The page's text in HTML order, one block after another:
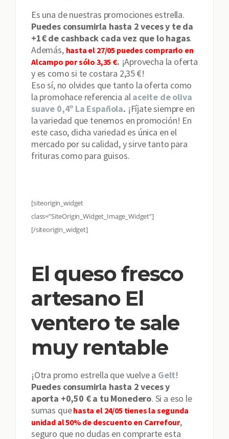
Es una de nuestras promociones estrella.
Puedes consumirla hasta 2 veces y te da
+1€ de cashback cada vez que lo hagas.
Además, hasta el 27/05 puedes comprarlo en
Alcampo por sólo 3,35 €. ¡Aprovecha la oferta
y es como si te costara 2,35 €!
Eso sí, no olvides que tanto la oferta como
la promohace referencia al aceite de oliva
suave 0,4º La Española. ¡Fíjate siempre en
la variedad que tenemos en promoción! En
este caso, dicha variedad es única en el
mercado por su calidad, y sirve tanto para
frituras como para guisos.
[siteorigin_widget
class=”SiteOrigin_Widget_Image_Widget”]
[/siteorigin_widget]
El queso fresco
artesano El
ventero te sale
muy rentable
¡Otra promo estrella que vuelve a Gelt!
Puedes consumirla hasta 2 veces y
aporta +0,50 € a tu Monedero. Si a eso le
sumas quehasta el 24/05 tienes la segunda
unidad al 50% de descuento en Carrefour,
seguro que no dudas en comprarte esta